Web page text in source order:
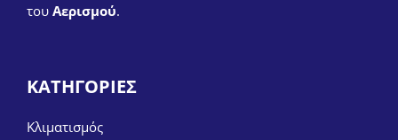
του Αερισμού.
ΚΑΤΗΓΟΡΙΕΣ
Κλιματισμός